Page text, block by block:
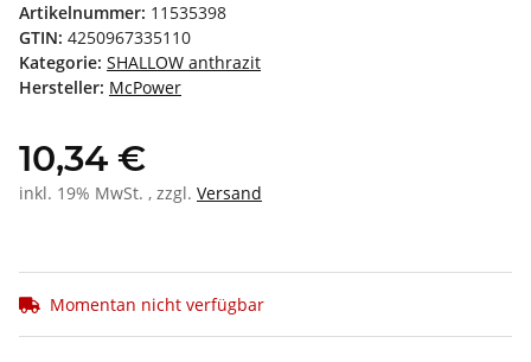
Artikelnummer: 11535398
GTIN: 4250967335110
Kategorie: SHALLOW anthrazit
Hersteller: McPower
10,34 €
inkl. 19% MwSt. , zzgl. Versand
Momentan nicht verfügbar